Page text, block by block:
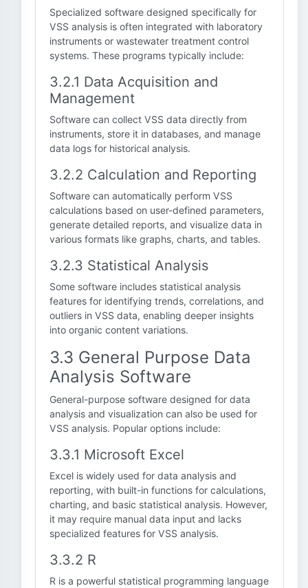
Specialized software designed specifically for
VSS analysis is often integrated with laboratory
instruments or wastewater treatment control
systems. These programs typically include:
3.2.1 Data Acquisition and
Management
Software can collect VSS data directly from
instruments, store it in databases, and manage
data logs for historical analysis.
3.2.2 Calculation and Reporting
Software can automatically perform VSS
calculations based on user-defined parameters,
generate detailed reports, and visualize data in
various formats like graphs, charts, and tables.
3.2.3 Statistical Analysis
Some software includes statistical analysis
features for identifying trends, correlations, and
outliers in VSS data, enabling deeper insights
into organic content variations.
3.3 General Purpose Data
Analysis Software
General-purpose software designed for data
analysis and visualization can also be used for
VSS analysis. Popular options include:
3.3.1 Microsoft Excel
Excel is widely used for data analysis and
reporting, with built-in functions for calculations,
charting, and basic statistical analysis. However,
it may require manual data input and lacks
specialized features for VSS analysis.
3.3.2 R
R is a powerful statistical programming language